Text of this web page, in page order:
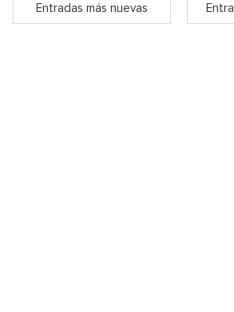
Entradas más nuevas